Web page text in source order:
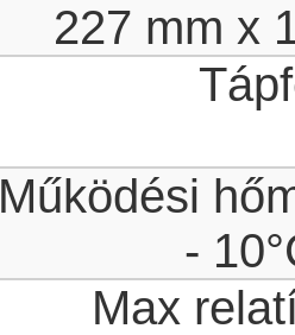
227 mm x
Működési
-
Max